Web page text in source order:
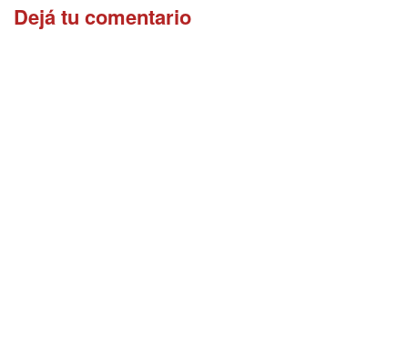
Dejá tu comentario